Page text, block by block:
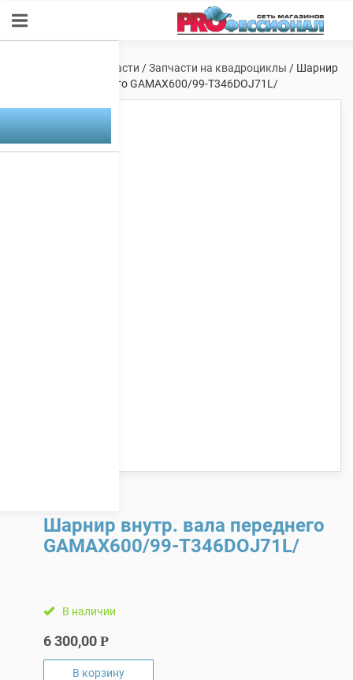
Мотозапчасти /Запчасти на квадроциклы / Шарнир
внутр. вала переднего GAMAX600/99-T346DOJ71L/
Шарнир внутр. вала переднего
GAMAX600/99-T346DOJ71L/
В наличии
6 300,00 Р
В корзину